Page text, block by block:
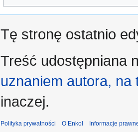
Tę stronę ostatnio
Treść udostępniana
uznaniem autora,
inaczej.
Polityka prywatności O Enkol Informacje